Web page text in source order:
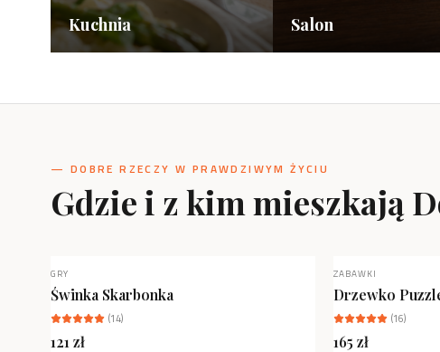
Kuchnia Salon
— DOBRE RZECZY W PRAWDZIWYM ŻYCIU
Gdzie i z kim mieszkają
GRY
Świnka Skarbonka
(14)
121 zł
ZABAWKI
Drzewko
(16)
165 zł